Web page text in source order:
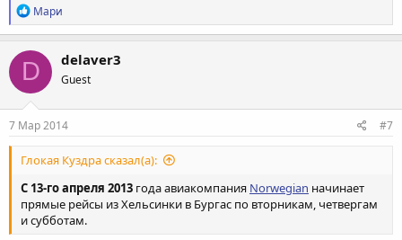
Р
е
а
к
ц
и
и
:
Мари
D delaver3
Guest
7 Мар 2014 #7
Глокая Куздра сказал(а):
С 13-го апреля 2013 года авиакомпания Norwegian начинает
прямые рейсы из Хельсинки в Бургас по вторникам, четвергам
и субботам.